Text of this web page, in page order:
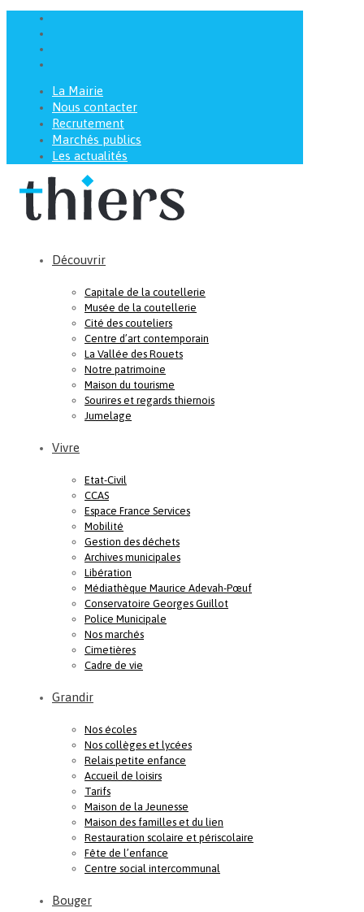
La Mairie
Nous contacter
Recrutement
Marchés publics
Les actualités
Découvrir
Capitale de la coutellerie
Musée de la coutellerie
Cité des couteliers
Centre d’art contemporain
La Vallée des Rouets
Notre patrimoine
Maison du tourisme
Sourires et regards thiernois
Jumelage
Vivre
Etat-Civil
CCAS
Espace France Services
Mobilité
Gestion des déchets
Archives municipales
Libération
Médiathèque Maurice Adevah-Pœuf
Conservatoire Georges Guillot
Police Municipale
Nos marchés
Cimetières
Cadre de vie
Grandir
Nos écoles
Nos collèges et lycées
Relais petite enfance
Accueil de loisirs
Tarifs
Maison de la Jeunesse
Maison des familles et du lien
Restauration scolaire et périscolaire
Fête de l’enfance
Centre social intercommunal
Bouger